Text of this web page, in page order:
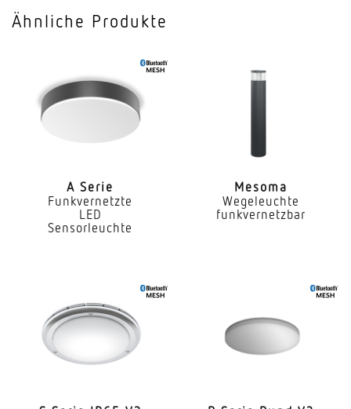
Art der Vernetzung
Master/Master Master/Slave
Vernetzung via
Slavebetrieb einstellbar
Anwendung, Raum
Flur / Gang Umkleide Funktionsraum / Nebenraum
Teeküche Treppenhaus Innenbereich
Ähnliche Produkte
A Serie
Funkvernetzte
LED
Sensorleuchte
Mesoma
Wegeleuchte
funkvernetzbar